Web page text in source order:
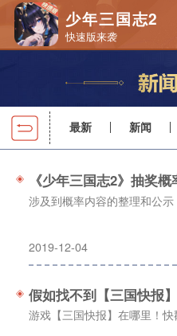
少年三国志2
快速版来袭
最新 新闻
《少年三国志2》抽奖概
涉及到概率内容的整理和公示
2019-12-04
假如找不到【三国快报
游戏【三国快报】在哪里！快